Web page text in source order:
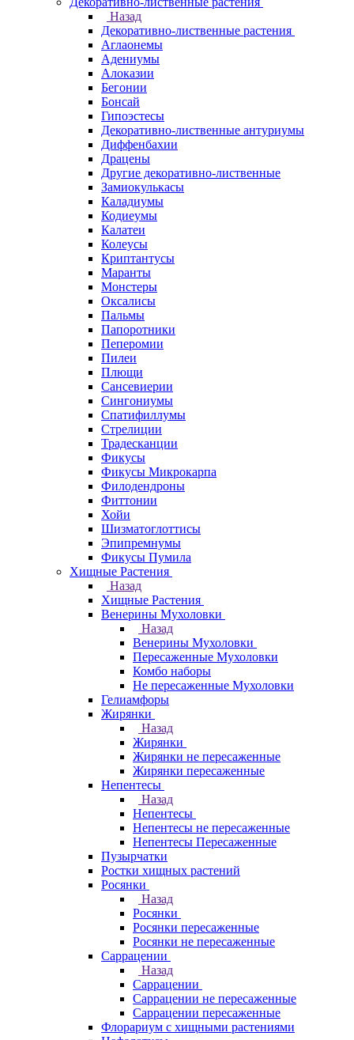
Назад
Декоративно-лиственные растения
Аглаонемы
Адениумы
Алоказии
Бегонии
Бонсай
Гипоэстесы
Декоративно-лиственные антуриумы
Диффенбахии
Драцены
Другие декоративно-лиственные
Замиокулькасы
Каладиумы
Кодиеумы
Калатеи
Колеусы
Криптантусы
Маранты
Монстеры
Оксалисы
Пальмы
Папоротники
Пеперомии
Пилеи
Плющи
Сансевиерии
Сингониумы
Спатифиллумы
Стрелиции
Традесканции
Фикусы
Фикусы Микрокарпа
Филодендроны
Фиттонии
Хойи
Шизматоглоттисы
Эпипремнумы
Фикусы Пумила
Хищные Растения
Назад
Хищные Растения
Венерины Мухоловки
Назад
Венерины Мухоловки
Пересаженные Мухоловки
Комбо наборы
Не пересаженные Мухоловки
Гелиамфоры
Жирянки
Назад
Жирянки
Жирянки не пересаженные
Жирянки пересаженные
Непентесы
Назад
Непентесы
Непентесы не пересаженные
Непентесы Пересаженные
Пузырчатки
Ростки хищных растений
Росянки
Назад
Росянки
Росянки пересаженные
Росянки не пересаженные
Саррацении
Назад
Саррацении
Саррацении не пересаженные
Саррацении пересаженные
Флорариум с хищными растениями